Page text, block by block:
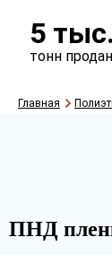
5 тыс.
тонн
Главная
ПНД